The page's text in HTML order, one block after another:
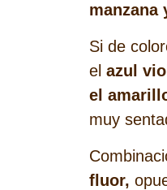
manzana
Si de
el azul
el
muy
fluor,